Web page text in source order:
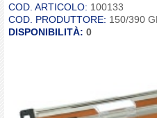
COD. ARTICOLO: 100133
COD. PRODUTTORE: 150/390
DISPONIBILITÀ: 0